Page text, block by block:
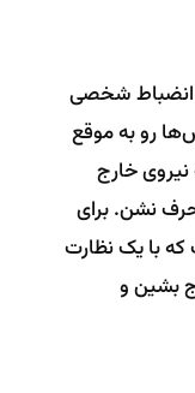
انضباط شخصی
رو به موقع
نیروی خارج
نشن. برای
با یک نظارت
بشین و